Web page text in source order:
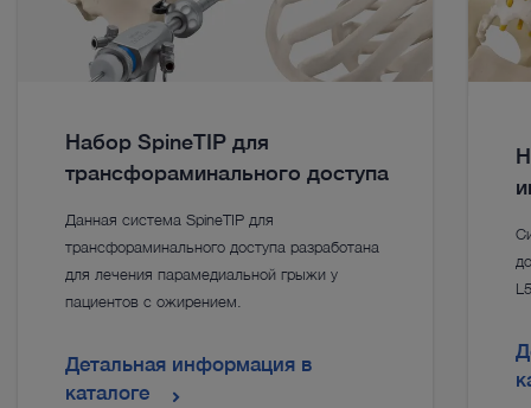
Набор SpineTIP для
трансфораминального доступа
Данная система SpineTIP для
трансфораминального доступа разработана
для лечения парамедиальной грыжи у
пациентов с ожирением.
Детальная информация в
каталоге